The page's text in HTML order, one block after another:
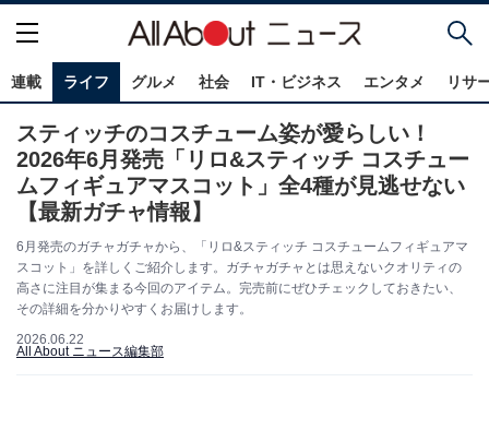
連載 ライフ グルメ 社会 IT・ビジネス エンタメ リサ
スティッチのコスチューム姿が愛らしい！
2026年6月発売「リロ&スティッチ コスチュー
ムフィギュアマスコット」全4種が見逃せない
【最新ガチャ情報】
6月発売のガチャガチャから、「リロ&スティッチ コスチュームフィギュアマ
スコット」を詳しくご紹介します。ガチャガチャとは思えないクオリティの
高さに注目が集まる今回のアイテム。完売前にぜひチェックしておきたい、
その詳細を分かりやすくお届けします。
2026.06.22
All About ニュース編集部